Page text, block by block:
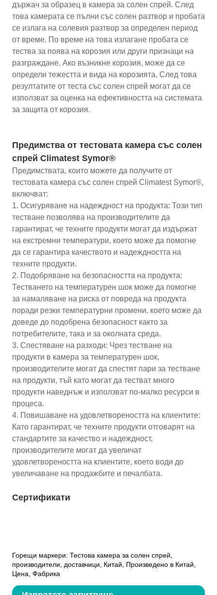
държач за образец в камера за солен спрей. След
това камерата се пълни със солен разтвор и пробата
се излага на солевия разтвор за определен период
от време. По време на това излагане пробата се
тества за поява на корозия или други признаци на
разграждане. Ако възникне корозия, може да се
определи тежестта и вида на корозията. След това
резултатите от теста със солен спрей могат да се
използват за оценка на ефективността на системата
за защита от корозия.
Предимства от тестовата камера със солен
спрей Climatest Symor®
Предимствата, които можете да получите от
тестовата камера със солен спрей Climatest Symor®,
включват:
1. Осигуряване на надеждност на продукта: Този тип
тестване позволява на производителите да
гарантират, че техните продукти могат да издържат
на екстремни температури, което може да помогне
да се гарантира качеството и надеждността на
техните продукти.
2. Подобряване на безопасността на продукта:
Тестването на температурен шок може да помогне
за намаляване на риска от повреда на продукта
поради резки температурни промени, което може да
доведе до подобрена безопасност както за
потребителите, така и за околната среда.
3. Спестяване на разходи: Чрез тестване на
продукти в камера за температурен шок,
производителите могат да спестят пари за тестване
на продукти, тъй като могат да тестват много
продукти наведнъж и използват по-малко ресурси в
процеса.
4. Повишаване на удовлетвореността на клиентите:
Като гарантират, че техните продукти отговарят на
стандартите за качество и надеждност,
производителите могат да увеличат
удовлетвореността на клиентите, което води до
увеличаване на продажбите и печалбата.
Сертификати
Горещи маркери: Тестова камера за солен спрей,
производители, доставчици, Китай, Произведено в Китай,
Цена, Фабрика